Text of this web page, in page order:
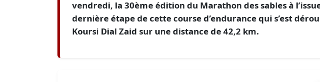
vendredi, la 30ème édition du Marathon des sables à
dernière étape de cette course d’endurance qui s’est
Koursi Dial Zaid sur une distance de 42,2 km.